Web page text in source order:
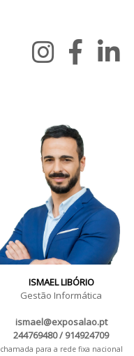
ISMAEL LIBÓRIO
Gestão Informática
ismael@exposalao.pt
244769480 / 914924709
chamada para a rede fixa nacional